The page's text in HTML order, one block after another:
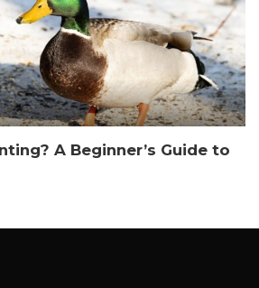
A Beginner’s Guide to